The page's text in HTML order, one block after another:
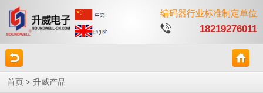
编码器行业标准制定单位
18219276011
首页 > 升威产品